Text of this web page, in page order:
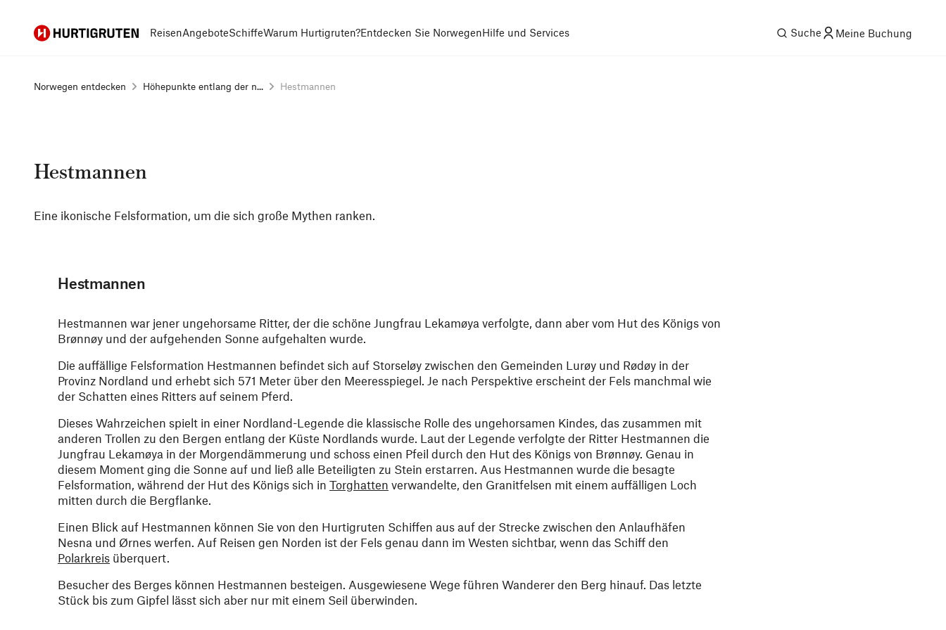
Hurtigruten ReisenAngeboteSchiffeWarum Hurtigruten?Entdecken Sie NorwegenHilfe und Services Suche Meine Buchung
Norwegen entdecken Höhepunkte entlang der n... Hestmannen
Hestmannen
Eine ikonische Felsformation, um die sich große Mythen ranken.
Hestmannen
Hestmannen war jener ungehorsame Ritter, der die schöne Jungfrau Lekamøya verfolgte, dann aber vom Hut des Königs von
Brønnøy und der aufgehenden Sonne aufgehalten wurde.
Die auffällige Felsformation Hestmannen befindet sich auf Storseløy zwischen den Gemeinden Lurøy und Rødøy in der
Provinz Nordland und erhebt sich 571 Meter über den Meeresspiegel. Je nach Perspektive erscheint der Fels manchmal wie
der Schatten eines Ritters auf seinem Pferd.
Dieses Wahrzeichen spielt in einer Nordland-Legende die klassische Rolle des ungehorsamen Kindes, das zusammen mit
anderen Trollen zu den Bergen entlang der Küste Nordlands wurde. Laut der Legende verfolgte der Ritter Hestmannen die
Jungfrau Lekamøya in der Morgendämmerung und schoss einen Pfeil durch den Hut des Königs von Brønnøy. Genau in
diesem Moment ging die Sonne auf und ließ alle Beteiligten zu Stein erstarren. Aus Hestmannen wurde die besagte
Felsformation, während der Hut des Königs sich in Torghatten verwandelte, den Granitfelsen mit einem auffälligen Loch
mitten durch die Bergflanke.
Einen Blick auf Hestmannen können Sie von den Hurtigruten Schiffen aus auf der Strecke zwischen den Anlaufhäfen
Nesna und Ørnes werfen. Auf Reisen gen Norden ist der Fels genau dann im Westen sichtbar, wenn das Schiff den
Polarkreis überquert.
Besucher des Berges können Hestmannen besteigen. Ausgewiesene Wege führen Wanderer den Berg hinauf. Das letzte
Stück bis zum Gipfel lässt sich aber nur mit einem Seil überwinden.